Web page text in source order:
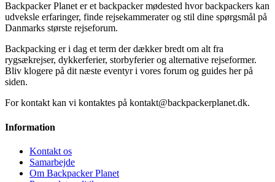
Backpacker Planet er et backpacker mødested hvor backpackers kan
udveksle erfaringer, finde rejsekammerater og stil dine spørgsmål på
Danmarks største rejseforum.
Backpacking er i dag et term der dækker bredt om alt fra
rygsækrejser, dykkerferier, storbyferier og alternative rejseformer.
Bliv klogere på dit næste eventyr i vores forum og guides her på
siden.
For kontakt kan vi kontaktes på kontakt@backpackerplanet.dk.
Information
Kontakt os
Samarbejde
Om Backpacker Planet